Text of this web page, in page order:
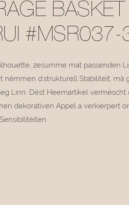
BASKET
#MSR037-
zesumme mat passenden
nëmmen d'strukturell Stabilitéit, mä
Linn. Dëst Heemartikel
dekorativen Appel a verkierpert